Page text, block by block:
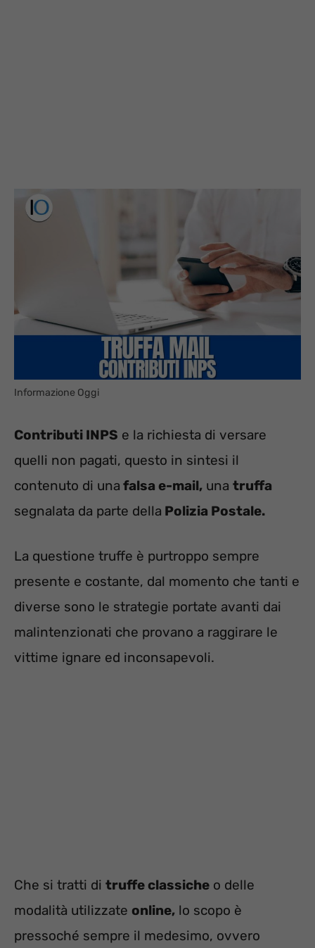
Informazione Oggi
Contributi INPS e la richiesta di versare
quelli non pagati, questo in sintesi il
contenuto di una falsa e-mail, una truffa
segnalata da parte della Polizia Postale.
La questione truffe è purtroppo sempre
presente e costante, dal momento che tanti e
diverse sono le strategie portate avanti dai
malintenzionati che provano a raggirare le
vittime ignare ed inconsapevoli.
Che si tratti di truffe classiche o delle
modalità utilizzate online, lo scopo è
pressoché sempre il medesimo, ovvero